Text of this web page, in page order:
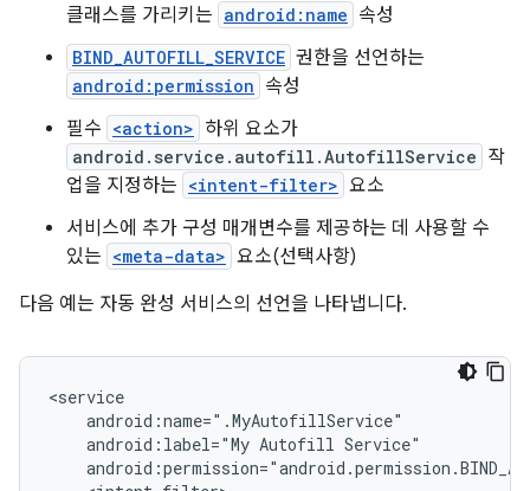
클래스를 가리키는 android:name 속성
BIND_AUTOFILL_SERVICE 권한을 선언하는
android:permission 속성
필수 <action> 하위 요소가
android.service.autofill.AutofillService 작
업을 지정하는 <intent-filter> 요소
서비스에 추가 구성 매개변수를 제공하는 데 사용할 수
있는 <meta-data> 요소(선택사항)
다음 예는 자동 완성 서비스의 선언을 나타냅니다.
android:label="My Autofill